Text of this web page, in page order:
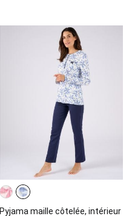
Pyjama maille côtelée, intérieur